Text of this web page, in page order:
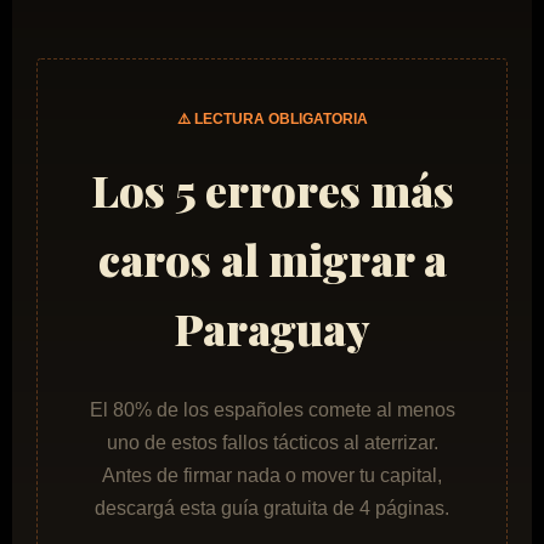
⚠️ LECTURA OBLIGATORIA
Los 5 errores más
caros al migrar a
Paraguay
El 80% de los españoles comete al menos
uno de estos fallos tácticos al aterrizar.
Antes de firmar nada o mover tu capital,
descargá esta guía gratuita de 4 páginas.